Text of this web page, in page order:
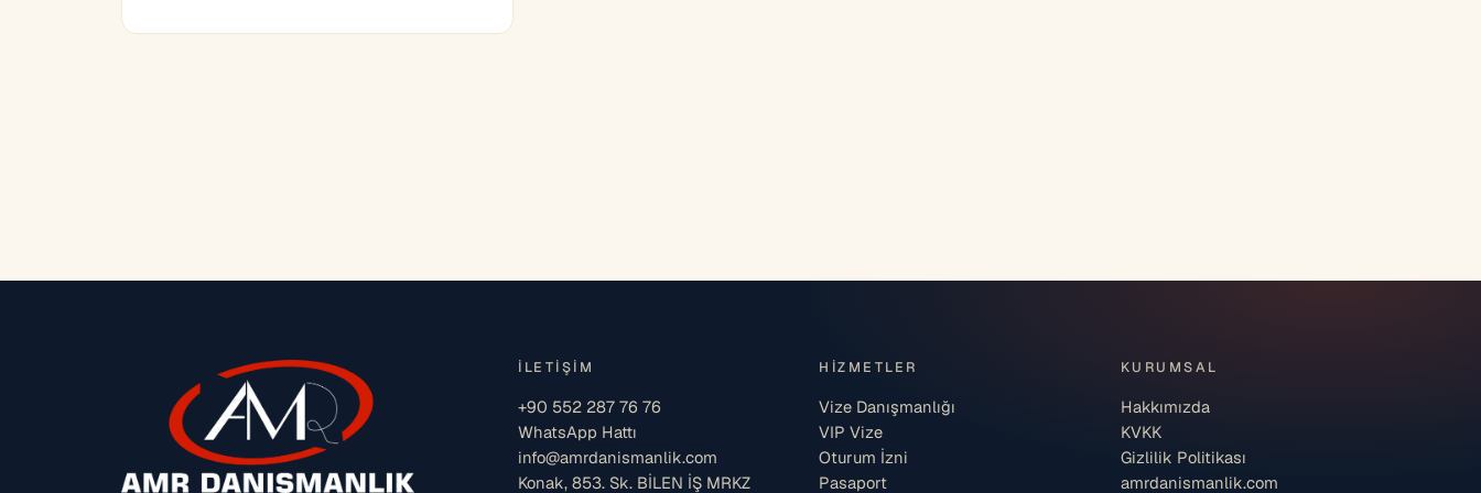
İLETIŞIM
+90 552 287 76 76
WhatsApp Hattı
info@amrdanismanlik.com
Konak, 853. Sk. BİLEN İŞ MRKZ
HIZMETLER
Vize Danışmanlığı
VIP Vize
Oturum İzni
Pasaport
KURUMSAL
Hakkımızda
KVKK
Gizlilik Politikası
amrdanismanlik.com